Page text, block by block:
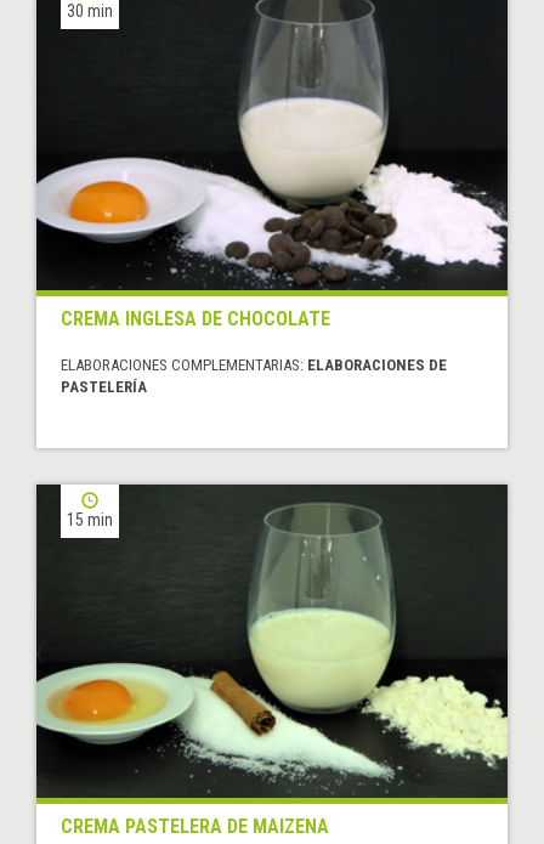
30 min
CREMA INGLESA DE CHOCOLATE
ELABORACIONES COMPLEMENTARIAS: ELABORACIONES DE
PASTELERÍA
15 min
CREMA PASTELERA DE MAIZENA